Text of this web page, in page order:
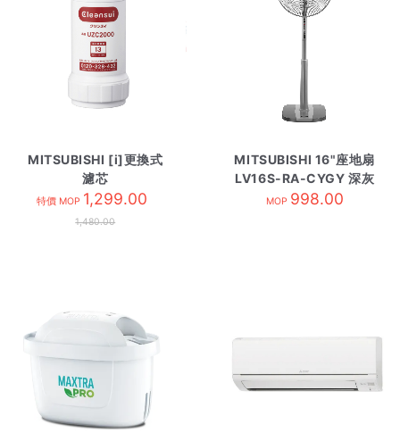
MITSUBISHI [i]更換式
濾芯
UZC2000E/EUC2000
特價 MOP 1,299.00
1,480.00
MITSUBISHI 16"座地扇
LV16S-RA-CYGY 深灰
MOP 998.00